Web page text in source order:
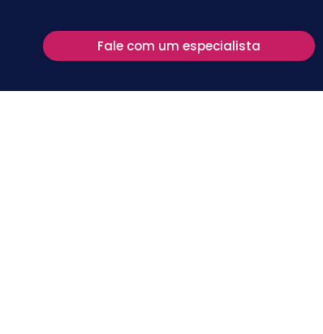
Fale com um especialista